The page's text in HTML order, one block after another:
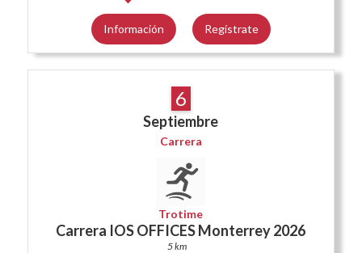
Información Regístrate
6
Septiembre
Carrera
Trotime
Carrera IOS OFFICES Monterrey 2026
5 km